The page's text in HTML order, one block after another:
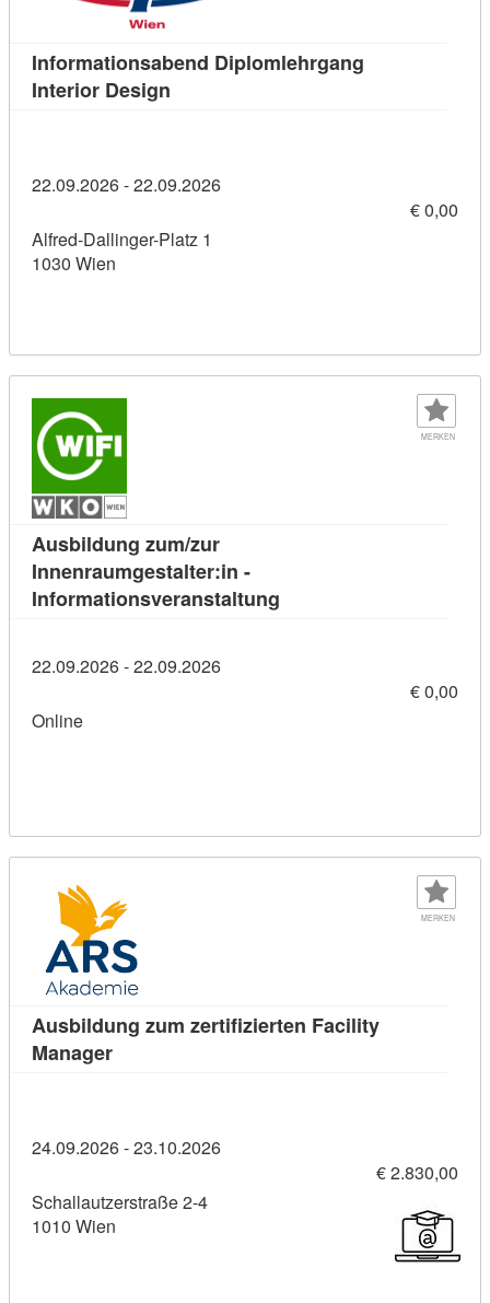
Informationsabend Diplomlehrgang
Interior Design
22.09.2026 - 22.09.2026
€ 0,00
Alfred-Dallinger-Platz 1
1030 Wien
MERKEN
Ausbildung zum/zur
Innenraumgestalter:in -
Informationsveranstaltung
22.09.2026 - 22.09.2026
€ 0,00
Online
MERKEN
Ausbildung zum zertifizierten Facility
ManagerKursdetail: Ausbildung zum zertifizierten
24.09.2026 - 23.10.2026
€ 2.830,00
Schallautzerstraße 2-4
1010 Wien